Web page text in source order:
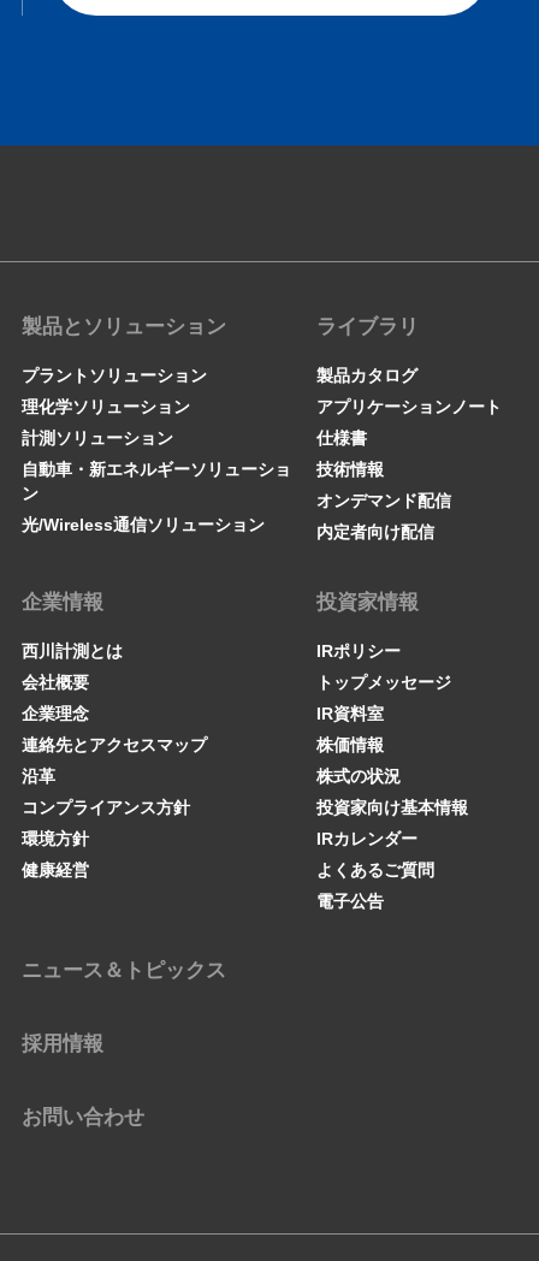
製品とソリューション
プラントソリューション
理化学ソリューション
計測ソリューション
自動車・新エネルギーソリューショ
ン
光/Wireless通信ソリューション
ライブラリ
製品カタログ
アプリケーションノート
仕様書
技術情報
オンデマンド配信
内定者向け配信
企業情報
西川計測とは
会社概要
企業理念
連絡先とアクセスマップ
沿革
コンプライアンス方針
環境方針
健康経営
投資家情報
IRポリシー
トップメッセージ
IR資料室
株価情報
株式の状況
投資家向け基本情報
IRカレンダー
よくあるご質問
電子公告
ニュース＆トピックス
採用情報
お問い合わせ